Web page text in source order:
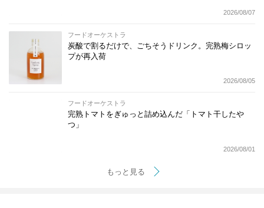
2026/08/07
フードオーケストラ
炭酸で割るだけで、ごちそうドリンク。完熟梅シロッ
プが再入荷
2026/08/05
フードオーケストラ
完熟トマトをぎゅっと詰め込んだ「トマト干したや
つ」
2026/08/01
もっと見る